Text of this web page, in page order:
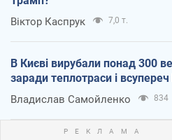
Віктор Каспрук 7,0 т.
В Києві вирубали понад 300
заради теплотраси і
Владислав Самойленко 834